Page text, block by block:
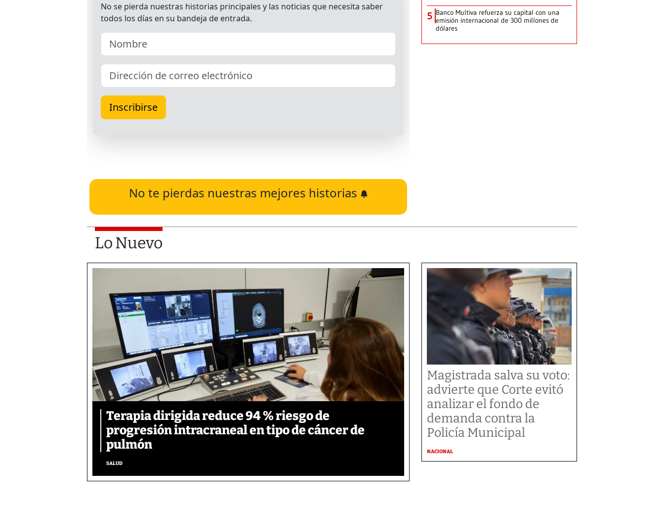
No te pierdas nuestras mejores historias
5 Banco Multiva refuerza su capital con una
emisión internacional de 300 millones de
dólares
Lo Nuevo
Terapia dirigida reduce 94 % riesgo de
progresión intracraneal en tipo de cáncer de
pulmón
SALUD
Magistrada salva su voto:
advierte que Corte evitó
analizar el fondo de
demanda contra la
Policía Municipal
NACIONAL